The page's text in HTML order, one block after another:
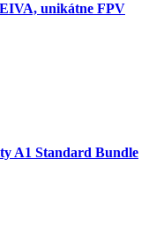
unikátne FPV
A1 Standard Bundle